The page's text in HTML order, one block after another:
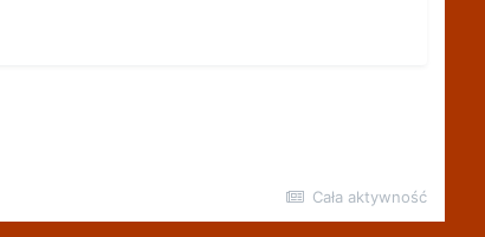
Cała aktywność